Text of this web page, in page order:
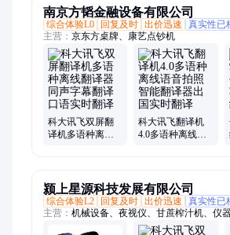
南京方韬金融设备有限公司
综合体验L0
回复及时 出价迅速 真实性已
主营： 京东方桌牌、康艺点钞机
科大讯飞双屏翻
译机多语种离线
科大讯飞翻译机
4.0多语种离线语
颍上星源科技发展有限公司
综合体验L2
回复及时 出价迅速 真实性已
主营： 机械设备、夜视仪、甘蔗榨汁机、仪
箱、手推式洗地机、叉车、海纹石手链、香